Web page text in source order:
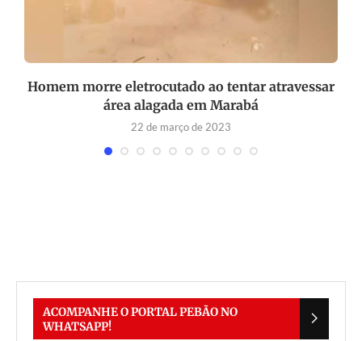
Homem morre eletrocutado ao tentar atravessar
área alagada em Marabá
22 de março de 2023
ACOMPANHE O PORTAL PEBÃO NO
WHATSAPP!